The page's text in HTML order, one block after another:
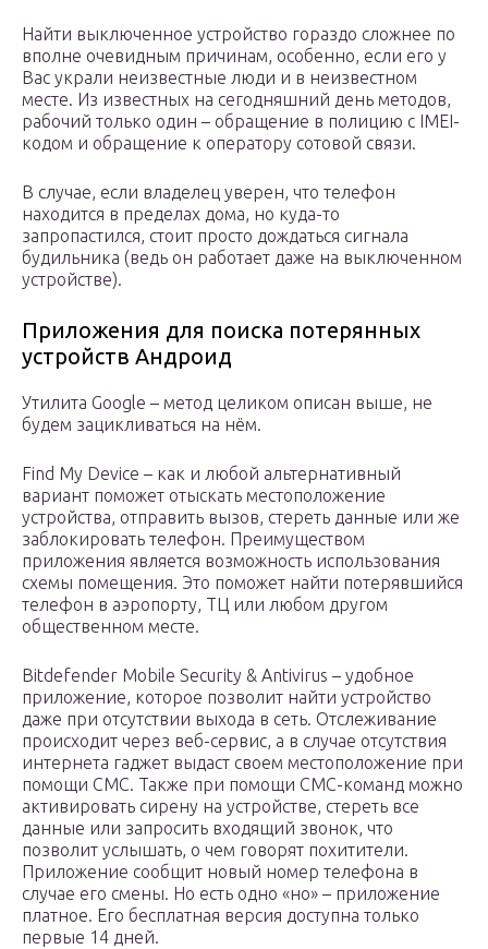
Найти выключенное устройство гораздо сложнее по
вполне очевидным причинам, особенно, если его у
Вас украли неизвестные люди и в неизвестном
месте. Из известных на сегодняшний день методов,
рабочий только один – обращение в полицию с IMEI-
кодом и обращение к оператору сотовой связи.
В случае, если владелец уверен, что телефон
находится в пределах дома, но куда-то
запропастился, стоит просто дождаться сигнала
будильника (ведь он работает даже на выключенном
устройстве).
Приложения для поиска потерянных
устройств Андроид
Утилита Google – метод целиком описан выше, не
будем зацикливаться на нём.
Find My Device – как и любой альтернативный
вариант поможет отыскать местоположение
устройства, отправить вызов, стереть данные или же
заблокировать телефон. Преимуществом
приложения является возможность использования
схемы помещения. Это поможет найти потерявшийся
телефон в аэропорту, ТЦ или любом другом
общественном месте.
Bitdefender Mobile Security & Antivirus – удобное
приложение, которое позволит найти устройство
даже при отсутствии выхода в сеть. Отслеживание
происходит через веб-сервис, а в случае отсутствия
интернета гаджет выдаст своем местоположение при
помощи СМС. Также при помощи СМС-команд можно
активировать сирену на устройстве, стереть все
данные или запросить входящий звонок, что
позволит услышать, о чем говорят похитители.
Приложение сообщит новый номер телефона в
случае его смены. Но есть одно «но» – приложение
платное. Его бесплатная версия доступна только
первые 14 дней.